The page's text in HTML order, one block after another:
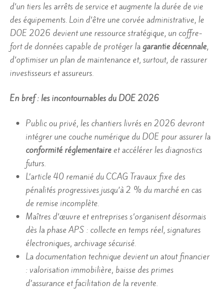
d’un tiers les arrêts de service et augmente la durée de vie
des équipements. Loin d’être une corvée administrative, le
DOE 2026 devient une ressource stratégique, un coffre-
fort de données capable de protéger la garantie décennale,
d’optimiser un plan de maintenance et, surtout, de rassurer
investisseurs et assureurs.
En bref : les incontournables du DOE 2026
Public ou privé, les chantiers livrés en 2026 devront
intégrer une couche numérique du DOE pour assurer la
conformité réglementaireet accélérer les diagnostics
futurs.
L’article 40 remanié du CCAG Travaux fixe des
pénalités progressives jusqu’à 2 % du marché en cas
de remise incomplète.
Maîtres d’œuvre et entreprises s’organisent désormais
dès la phase APS : collecte en temps réel, signatures
électroniques, archivage sécurisé.
La documentation technique devient un atout financier
: valorisation immobilière, baisse des primes
d’assurance et facilitation de la revente.